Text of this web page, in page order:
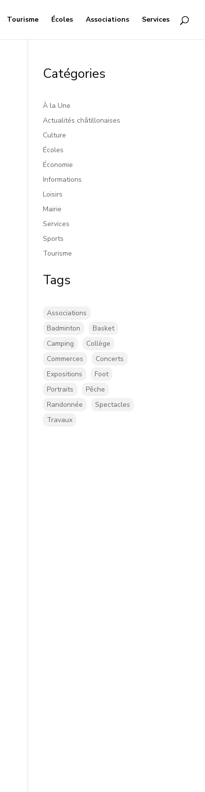
Tourisme Écoles Associations Services
Catégories
À la Une
Actualités châtillonaises
Culture
Écoles
Économie
Informations
Loisirs
Mairie
Services
Sports
Tourisme
Tags
Associations
Badminton
Basket
Camping
Collège
Commerces
Concerts
Expositions
Foot
Portraits
Pêche
Randonnée
Spectacles
Travaux